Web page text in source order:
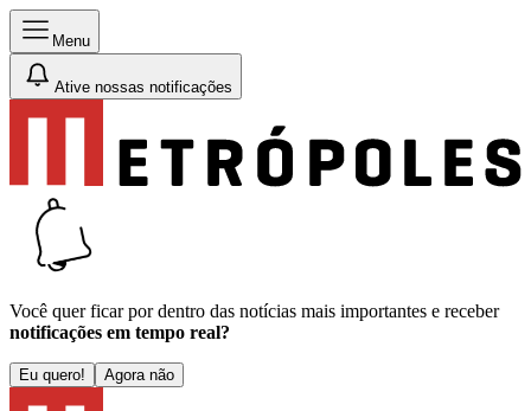
Menu
Ative nossas notificações
Você quer ficar por dentro das notícias mais importantes e receber
notificações em tempo real?
Eu quero! Agora não